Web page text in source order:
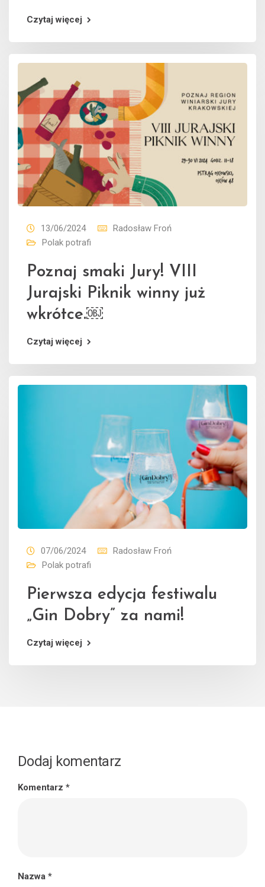
Czytaj więcej
13/06/2024
Radosław Froń
Polak potrafi
Poznaj smaki Jury! VIII
Jurajski Piknik winny już
wkrótce.￼
Czytaj więcej
07/06/2024
Radosław Froń
Polak potrafi
Pierwsza edycja festiwalu
„Gin Dobry” za nami!
Czytaj więcej
Dodaj komentarz
Komentarz *
Nazwa *